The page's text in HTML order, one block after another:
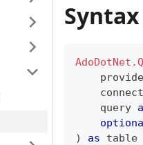
Syntax
    query
)
as table